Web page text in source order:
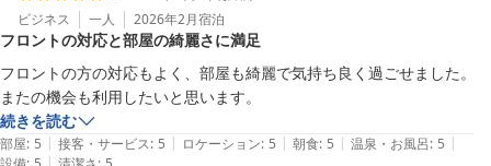
す。
今後もより快適にお過ごしいただけるホテルを目指し、スタッフ一
同努めてまいります。またのご利用を心よりお待ちしております。
相鉄グランドフレッサ熊本
ビジネス 一人 2026年2月宿泊
フロントの対応と部屋の綺麗さに満足
フロントの方の対応もよく、部屋も綺麗で気持ち良く過ごせました。
またの機会も利用したいと思います。
続きを読む
部屋: 5 | 接客・サービス: 5 | ロケーション: 5 | 朝食: 5 | 温泉・お風呂: 5 |
|